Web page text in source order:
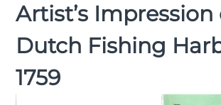
Artist’s Impression
Dutch Fishing
1759